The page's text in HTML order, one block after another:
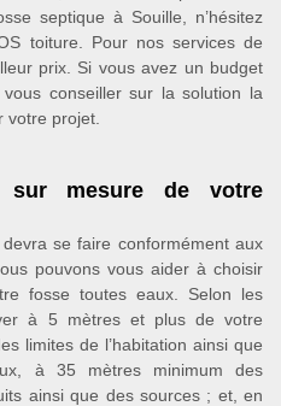
septique à Souille, n’hésitez
toiture. Pour nos services de
prix. Si vous avez un budget
conseiller sur la solution la
votre projet.
sur mesure de votre
se faire conformément aux
pouvons vous aider à choisir
fosse toutes eaux. Selon les
à 5 mètres et plus de votre
limites de l’habitation ainsi que
à 35 mètres minimum des
ainsi que des sources ; et, en